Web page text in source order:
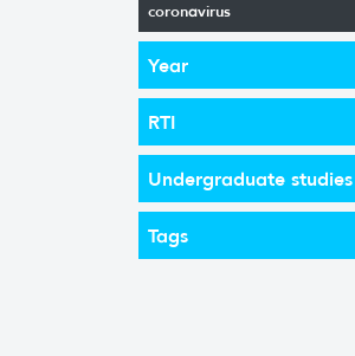
coronavirus
Year
RTI
Undergraduate studies
Tags